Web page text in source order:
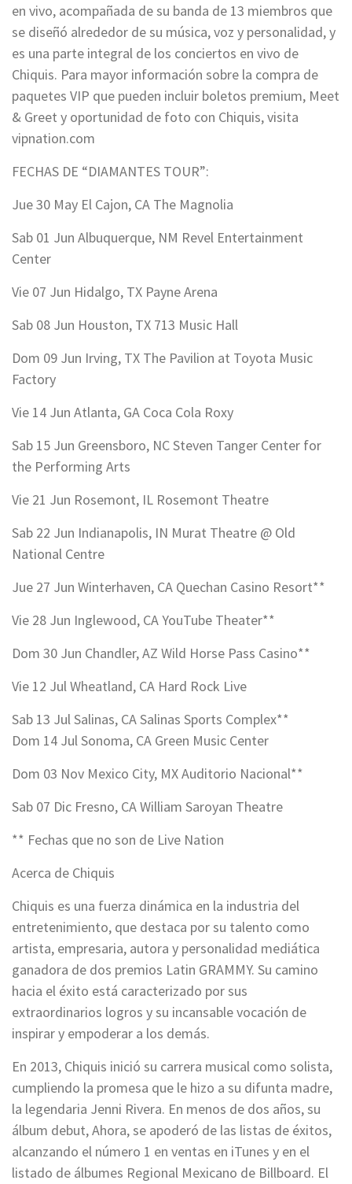
en vivo, acompañada de su banda de 13 miembros que
se diseñó alrededor de su música, voz y personalidad, y
es una parte integral de los conciertos en vivo de
Chiquis. Para mayor información sobre la compra de
paquetes VIP que pueden incluir boletos premium, Meet
& Greet y oportunidad de foto con Chiquis, visita
vipnation.com
FECHAS DE “DIAMANTES TOUR”:
Jue 30 May El Cajon, CA The Magnolia
Sab 01 Jun Albuquerque, NM Revel Entertainment
Center
Vie 07 Jun Hidalgo, TX Payne Arena
Sab 08 Jun Houston, TX 713 Music Hall
Dom 09 Jun Irving, TX The Pavilion at Toyota Music
Factory
Vie 14 Jun Atlanta, GA Coca Cola Roxy
Sab 15 Jun Greensboro, NC Steven Tanger Center for
the Performing Arts
Vie 21 Jun Rosemont, IL Rosemont Theatre
Sab 22 Jun Indianapolis, IN Murat Theatre @ Old
National Centre
Jue 27 Jun Winterhaven, CA Quechan Casino Resort**
Vie 28 Jun Inglewood, CA YouTube Theater**
Dom 30 Jun Chandler, AZ Wild Horse Pass Casino**
Vie 12 Jul Wheatland, CA Hard Rock Live
Sab 13 Jul Salinas, CA Salinas Sports Complex**
Dom 14 Jul Sonoma, CA Green Music Center
Dom 03 Nov Mexico City, MX Auditorio Nacional**
Sab 07 Dic Fresno, CA William Saroyan Theatre
** Fechas que no son de Live Nation
Acerca de Chiquis
Chiquis es una fuerza dinámica en la industria del
entretenimiento, que destaca por su talento como
artista, empresaria, autora y personalidad mediática
ganadora de dos premios Latin GRAMMY. Su camino
hacia el éxito está caracterizado por sus
extraordinarios logros y su incansable vocación de
inspirar y empoderar a los demás.
En 2013, Chiquis inició su carrera musical como solista,
cumpliendo la promesa que le hizo a su difunta madre,
la legendaria Jenni Rivera. En menos de dos años, su
álbum debut, Ahora, se apoderó de las listas de éxitos,
alcanzando el número 1 en ventas en iTunes y en el
listado de álbumes Regional Mexicano de Billboard. El